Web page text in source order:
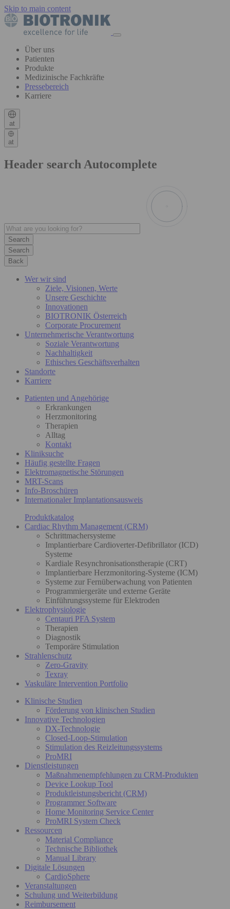
Skip to main content
Über uns
Patienten
Produkte
Medizinische Fachkräfte
Pressebereich
Karriere
at
at
Header search Autocomplete
Search
Back
Wer wir sind
Ziele, Visionen, Werte
Unsere Geschichte
Innovationen
BIOTRONIK Österreich
Corporate Procurement
Unternehmerische Verantwortung
Soziale Verantwortung
Nachhaltigkeit
Ethisches Geschäftsverhalten
Standorte
Karriere
Patienten und Angehörige
Erkrankungen
Herzmonitoring
Therapien
Alltag
Kontakt
Kliniksuche
Häufig gestellte Fragen
Elektromagnetische Störungen
MRT-Scans
Info-Broschüren
Internationaler Implantationsausweis
Produktkatalog
Cardiac Rhythm Management (CRM)
Schrittmachersysteme
Implantierbare Cardioverter-Defibrillator (ICD)
Systeme
Kardiale Resynchronisationstherapie (CRT)
Implantierbare Herzmonitoring-Systeme (ICM)
Systeme zur Fernüberwachung von Patienten
Programmiergeräte und externe Geräte
Einführungssysteme für Elektroden
Elektrophysiologie
Centauri PFA System
Therapien
Diagnostik
Temporäre Stimulation
Strahlenschutz
Zero-Gravity
Texray
Vaskuläre Intervention Portfolio
Klinische Studien
Förderung von klinischen Studien
Innovative Technologien
DX-Technologie
Closed-Loop-Stimulation
Stimulation des Reizleitungssystems
ProMRI
Dienstleistungen
Maßnahmenempfehlungen zu CRM-Produkten
Device Lookup Tool
Produktleistungsbericht (CRM)
Programmer Software
Home Monitoring Service Center
ProMRI System Check
Ressourcen
Material Compliance
Technische Bibliothek
Manual Library
Digitale Lösungen
CardioSphere
Veranstaltungen
Schulung und Weiterbildung
Reimbursement